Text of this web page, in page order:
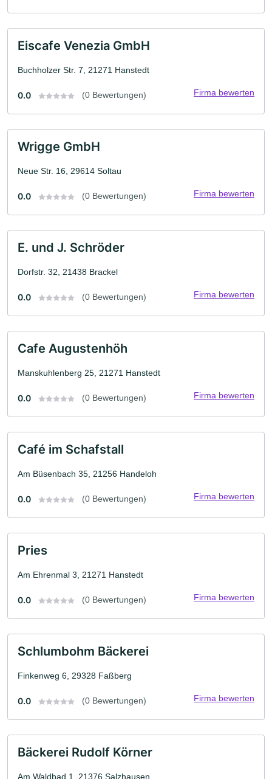
Eiscafe Venezia GmbH
Buchholzer Str. 7, 21271 Hanstedt
0.0 (0 Bewertungen) Firma bewerten
Wrigge GmbH
Neue Str. 16, 29614 Soltau
0.0 (0 Bewertungen) Firma bewerten
E. und J. Schröder
Dorfstr. 32, 21438 Brackel
0.0 (0 Bewertungen) Firma bewerten
Cafe Augustenhöh
Manskuhlenberg 25, 21271 Hanstedt
0.0 (0 Bewertungen) Firma bewerten
Café im Schafstall
Am Büsenbach 35, 21256 Handeloh
0.0 (0 Bewertungen) Firma bewerten
Pries
Am Ehrenmal 3, 21271 Hanstedt
0.0 (0 Bewertungen) Firma bewerten
Schlumbohm Bäckerei
Finkenweg 6, 29328 Faßberg
0.0 (0 Bewertungen) Firma bewerten
Bäckerei Rudolf Körner
Am Waldbad 1, 21376 Salzhausen